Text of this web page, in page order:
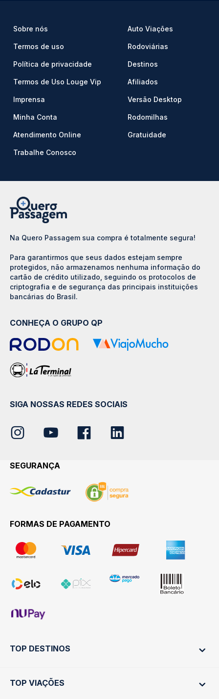
Sobre nós
Termos de uso
Política de privacidade
Termos de Uso Louge Vip
Imprensa
Minha Conta
Atendimento Online
Trabalhe Conosco
Auto Viações
Rodoviárias
Destinos
Afiliados
Versão Desktop
Rodomilhas
Gratuidade
Na Quero Passagem sua compra é totalmente segura!
Para garantirmos que seus dados estejam sempre
protegidos, não armazenamos nenhuma informação do
cartão de crédito utilizado, seguindo os protocolos de
criptografia e de segurança das principais instituições
bancárias do Brasil.
CONHEÇA O GRUPO QP
SIGA NOSSAS REDES SOCIAIS
SEGURANÇA
FORMAS DE PAGAMENTO
TOP DESTINOS
Ônibus Rio de Janeiro
TOP VIAÇÕES